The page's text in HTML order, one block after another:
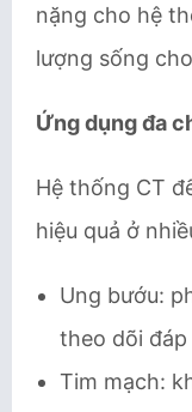
nặng cho hệ
lượng sống
Ứng dụng đa
Hệ thống CT
hiệu quả ở
Ung bướu:
theo dõi
Tim mạch: